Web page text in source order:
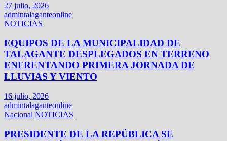
27 julio, 2026
admintalaganteonline
NOTICIAS
EQUIPOS DE LA MUNICIPALIDAD DE
TALAGANTE DESPLEGADOS EN TERRENO
ENFRENTANDO PRIMERA JORNADA DE
LLUVIAS Y VIENTO
16 julio, 2026
admintalaganteonline
Nacional NOTICIAS
PRESIDENTE DE LA REPÚBLICA SE